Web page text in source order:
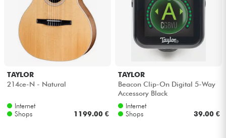
TAYLOR
214ce-N - Natural
Internet
Shops
1199.00 €
TAYLOR
Beacon Clip-On Digital 5-Way
Accessory Black
Internet
Shops
39.00 €